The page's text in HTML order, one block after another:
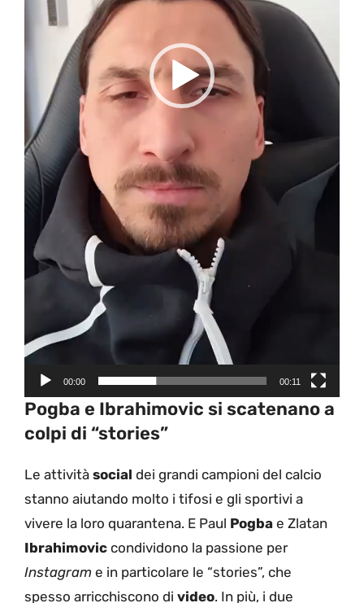
00:00 00:11
Pogba e Ibrahimovic si scatenano a
colpi di “stories”
Le attività social dei grandi campioni del calcio
stanno aiutando molto i tifosi e gli sportivi a
vivere la loro quarantena. E Paul Pogba e Zlatan
Ibrahimovic condividono la passione per
Instagram e in particolare le “stories”, che
spesso arricchiscono di video. In più, i due